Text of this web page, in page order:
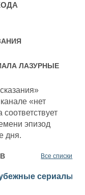
ЛАЗУРНЫЕ
«нет
эпизод
дня.
Все списки
сериалы